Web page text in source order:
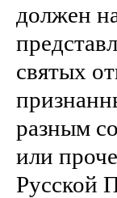
должен
святых
разным
или
Русской